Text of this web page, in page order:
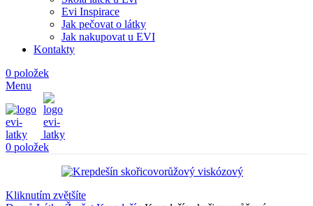
Evi Inspirace
Jak pečovat o látky
Jak nakupovat u EVI
Kontakty
0 položek
Menu
0 položek
Kliknutím zvětšíte